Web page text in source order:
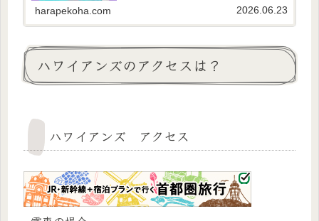
と、持ち込み禁止のもの、ウォータースライダ
harapekoha.com 2026.06.23
ハワイアンズのアクセスは？
ハワイアンズ アクセス